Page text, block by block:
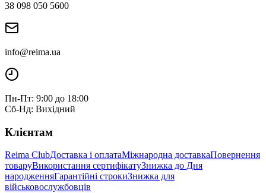
38 098 050 5600
info@reima.ua
Пн-Пт: 9:00 до 18:00
Сб-Нд: Вихідний
Клієнтам
Reima ClubДоставка і оплатаМіжнародна доставкаПовернення
товаруВикористання сертифікатуЗнижка до Дня
народженняГарантійні строкиЗнижка для
військовослужбовців